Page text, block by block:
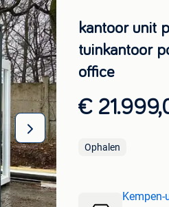
kantoor unit
tuinkantoor
office
€
Ophalen
Kempen-